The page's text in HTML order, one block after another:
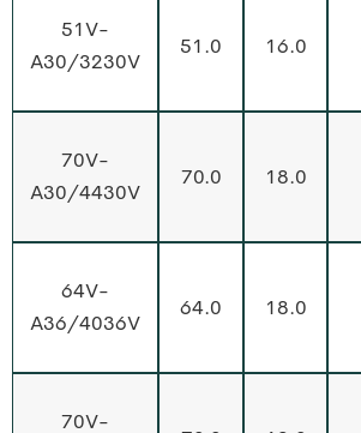
51V-
A30/3230V
51.0 16.0
70V-
A30/4430V
70.0 18.0
64V-
A36/4036V
64.0 18.0
70V-